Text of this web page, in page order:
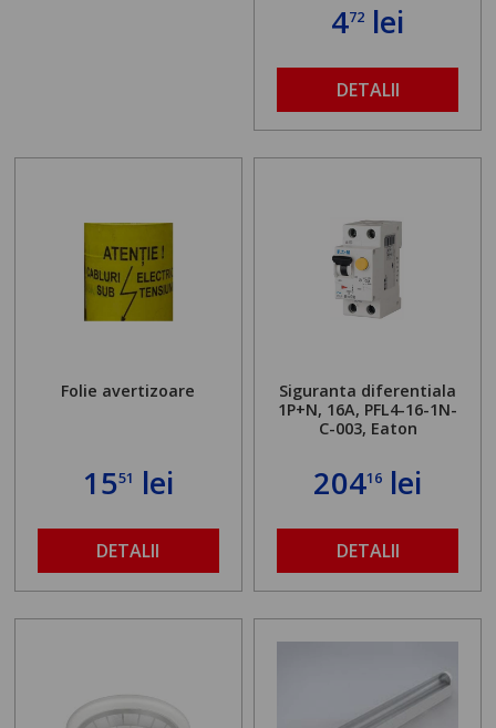
472 lei
DETALII
Folie avertizoare
1551 lei
DETALII
Siguranta diferentiala
1P+N, 16A, PFL4-16-1N-
C-003, Eaton
20416 lei
DETALII